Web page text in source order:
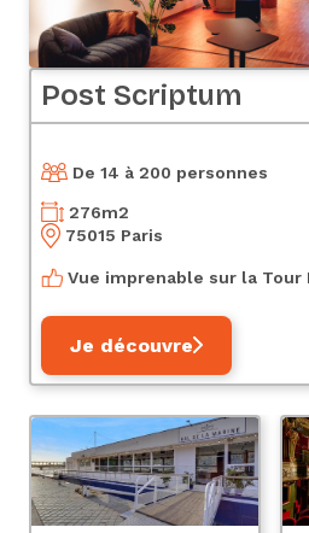
Post Scriptum
De 14 à 200 personnes
276m2
75015 Paris
Vue imprenable sur la Tour
Je découvre